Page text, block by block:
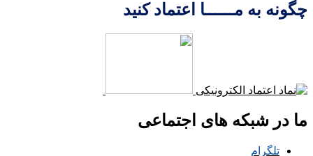
چگونه به مــــــا اعتماد کنید
ما در شبکه های اجتماعی
تلگرام